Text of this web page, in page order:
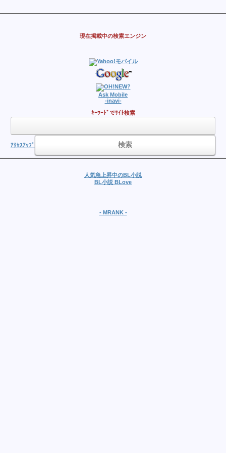
現在掲載中の検索エンジン
Ask Mobile
-inavi-
ｷｰﾜｰﾄﾞでｻｲﾄ検索
ｱｸｾｽｱｯﾌﾟ
人気急上昇中のBL小説
BL小説 BLove
- MRANK -